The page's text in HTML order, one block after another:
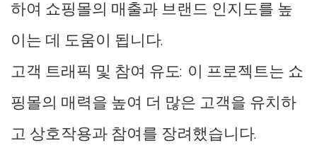
하여 쇼핑몰의 매출과 브랜드 인지도를 높
이는 데 도움이 됩니다.
고객 트래픽 및 참여 유도: 이 프로젝트는 쇼
핑몰의 매력을 높여 더 많은 고객을 유치하
고 상호작용과 참여를 장려했습니다.